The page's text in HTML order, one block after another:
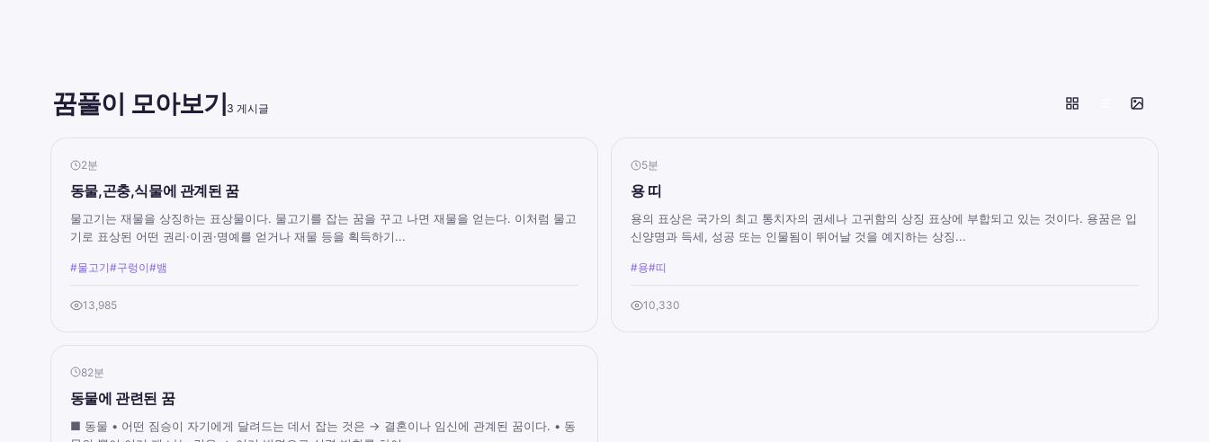
꿈풀이 모아보기3 게시글
2분
동물,곤충,식물에 관계된 꿈
물고기는 재물을 상징하는 표상물이다. 물고기를 잡는 꿈을 꾸고 나면 재물을 얻는다. 이처럼 물고
기로 표상된 어떤 권리·이권·명예를 얻거나 재물 등을 획득하기...
#물고기#구렁이#뱀
13,985
5분
용 띠
용의 표상은 국가의 최고 통치자의 권세나 고귀함의 상징 표상에 부합되고 있는 것이다. 용꿈은 입
신양명과 득세, 성공 또는 인물됨이 뛰어날 것을 예지하는 상징...
#용#띠
10,330
82분
동물에 관련된 꿈
■ 동물 • 어떤 짐승이 자기에게 달려드는 데서 잡는 것은 → 결혼이나 임신에 관계된 꿈이다. • 동